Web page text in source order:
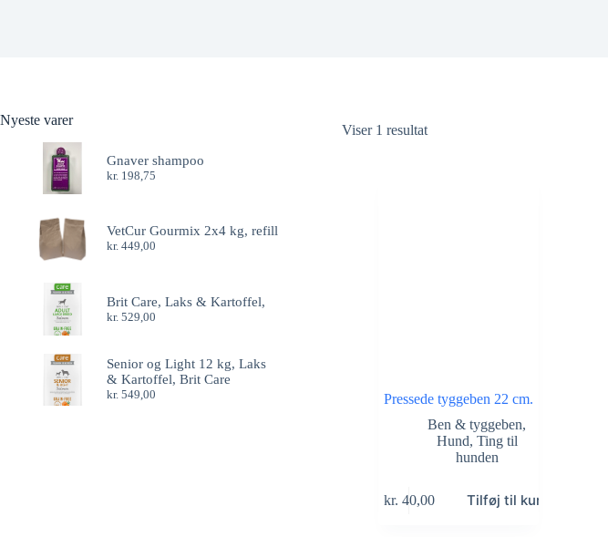
Viser 1 resultat
Pressede tyggeben 22 cm.
Ben & tyggeben,
Hund, Ting til
hunden
kr. 40,00 Tilføj til kurv
Nyeste varer
Gnaver shampoo
kr. 198,75
VetCur Gourmix 2x4 kg, refill
kr. 449,00
Brit Care, Laks & Kartoffel,
kr. 529,00
Senior og Light 12 kg, Laks
& Kartoffel, Brit Care
kr. 549,00